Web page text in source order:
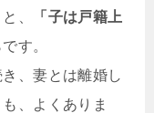
、
「子は戸籍上
す。
、妻とは離婚し
、よくありま